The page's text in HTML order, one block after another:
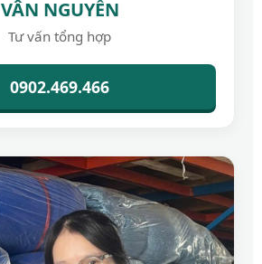
VÂN NGUYỄN
Tư vấn tổng hợp
0902.469.466